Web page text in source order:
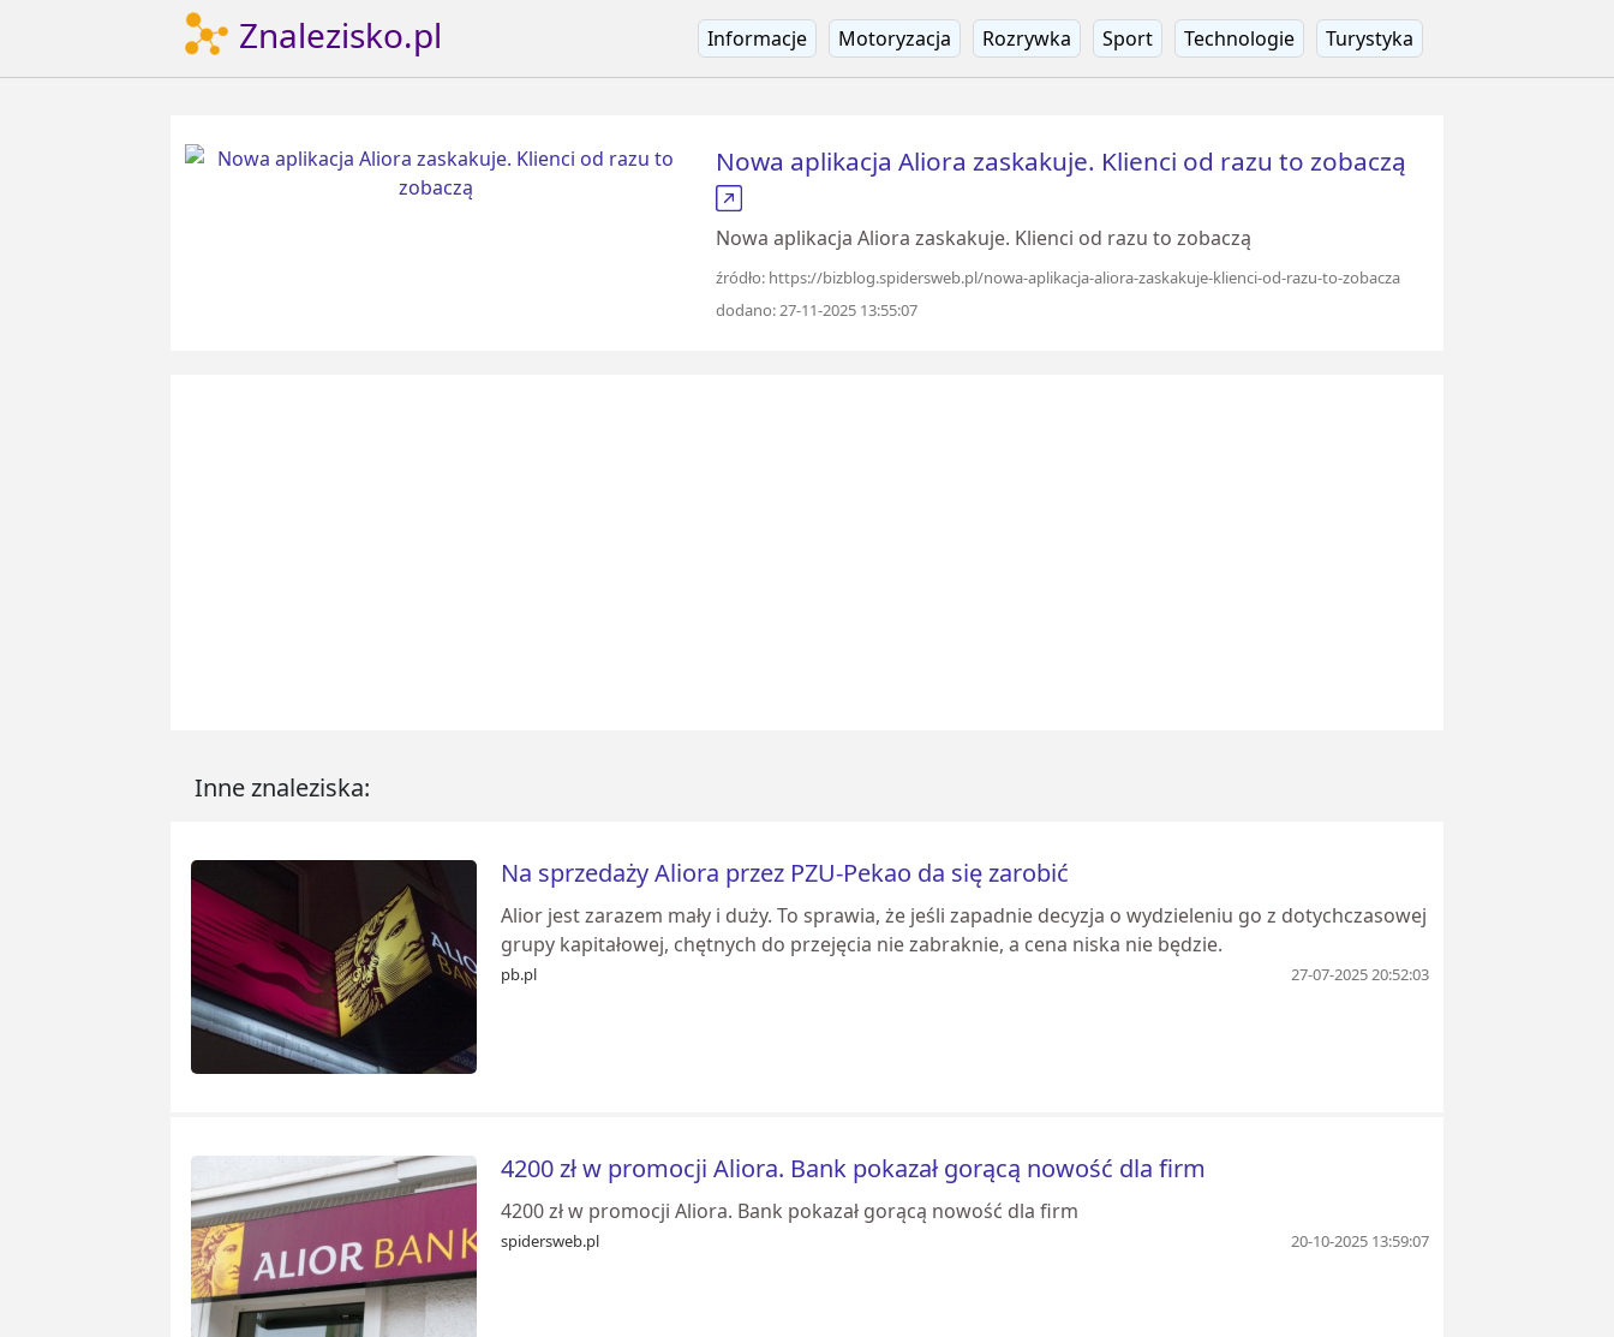
Znalezisko.pl Informacje Motoryzacja Rozrywka Sport Technologie Turystyka
Nowa aplikacja Aliora zaskakuje. Klienci od razu to zobaczą
Nowa aplikacja Aliora zaskakuje. Klienci od razu to zobaczą
źródło: https://bizblog.spidersweb.pl/nowa-aplikacja-aliora-zaskakuje-klienci-od-razu-to-zobacza
dodano: 27-11-2025 13:55:07
Inne znaleziska:
Na sprzedaży Aliora przez PZU-Pekao da się zarobić
Alior jest zarazem mały i duży. To sprawia, że jeśli zapadnie decyzja o wydzieleniu go z dotychczasowej
grupy kapitałowej, chętnych do przejęcia nie zabraknie, a cena niska nie będzie.
pb.pl 27-07-2025 20:52:03
4200 zł w promocji Aliora. Bank pokazał gorącą nowość dla firm
4200 zł w promocji Aliora. Bank pokazał gorącą nowość dla firm
spidersweb.pl 20-10-2025 13:59:07